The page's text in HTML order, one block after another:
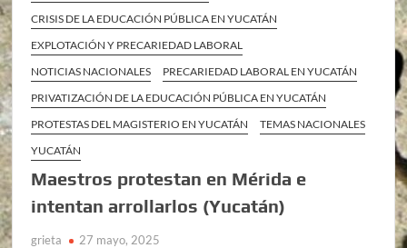
CRISIS DE LA EDUCACIÓN PÚBLICA EN YUCATÁN
EXPLOTACIÓN Y PRECARIEDAD LABORAL
NOTICIAS NACIONALES
PRECARIEDAD LABORAL EN YUCATÁN
PRIVATIZACIÓN DE LA EDUCACIÓN PÚBLICA EN YUCATÁN
PROTESTAS DEL MAGISTERIO EN YUCATÁN
TEMAS NACIONALES
YUCATÁN
Maestros protestan en Mérida e
intentan arrollarlos (Yucatán)
grieta 27 mayo, 2025